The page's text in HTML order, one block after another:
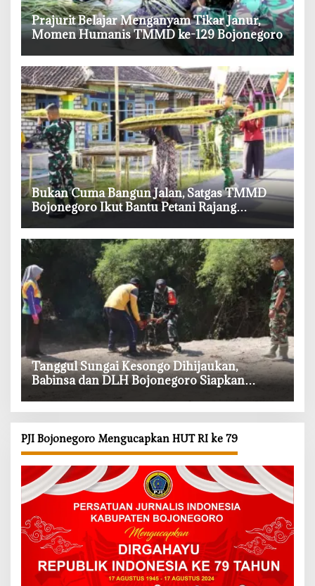
‎Prajurit Belajar Menganyam Tikar Janur,
Momen Humanis TMMD ke-129 Bojonegoro
‎Bukan Cuma Bangun Jalan, Satgas TMMD
Bojonegoro Ikut Bantu Petani Rajang
Tembakau
‎Tanggul Sungai Kesongo Dihijaukan,
Babinsa dan DLH Bojonegoro Siapkan
PJI Bojonegoro Mengucapkan HUT RI ke 79